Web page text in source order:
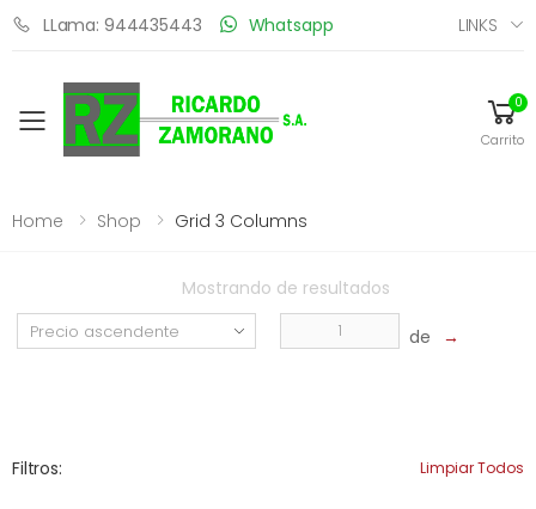
LLama: 944435443 Whatsapp LINKS
Toggle mobile menu
0
Carrito
Home Shop Grid 3 Columns
Mostrando de resultados
de →
Filtros: Limpiar Todos